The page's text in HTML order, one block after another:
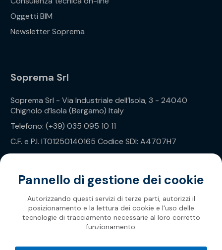
Oggetti BIM
Newsletter Soprema
Soprema Srl
Soprema Srl - Via Industriale dell’Isola, 3 - 24040
Chignolo d’Isola (Bergamo) Italy
Telefono: (+39) 035 095 10 11
C.F. e P.I. IT01250140165 Codice SDI: A4707H7
Privacy Policy
Soprema 2026
Pannello di gestione dei cookie
Autorizzando questi servizi di terze parti, autorizzi il
posizionamento e la lettura dei cookie e l'uso delle
tecnologie di tracciamento necessarie al loro corretto
funzionamento.